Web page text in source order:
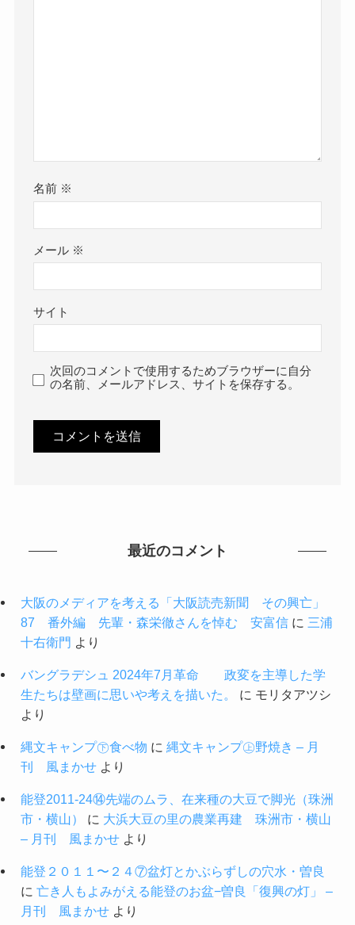
名前 ※
メール ※
サイト
次回のコメントで使用するためブラウザーに自分
の名前、メールアドレス、サイトを保存する。
最近のコメント
大阪のメディアを考える「大阪読売新聞 その興亡」
87 番外編 先輩・森栄徹さんを悼む 安富信に 三浦
十右衛門 より
バングラデシュ 2024年7月革命 政変を主導した学
生たちは壁画に思いや考えを描いた。
に モリタアツシ
より
縄文キャンプ㊦食べ物 に 縄文キャンプ㊤野焼き – 月
刊 風まかせより
能登2011-24⑭先端のムラ、在来種の大豆で脚光（珠洲
市・横山）
に 大浜大豆の里の農業再建 珠洲市・横山
– 月刊 風まかせより
能登２０１１〜２４⑦盆灯とかぶらずしの穴水・曽良
に 亡き人もよみがえる能登のお盆−曽良「復興の灯」 –
月刊 風まかせより